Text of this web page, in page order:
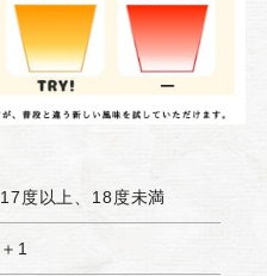
17度以上、18度未満
＋1